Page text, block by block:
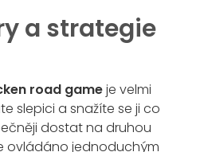
a strategie
road gameje velmi
slepici a snažíte se ji co
dostat na druhou
ovládáno jednoduchým